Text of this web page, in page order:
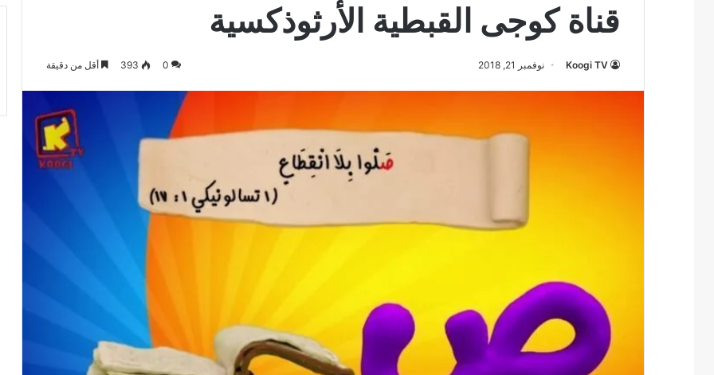
قناة كوجى القبطية الأرثوذكسية
Koogi TV نوفمبر 21, 2018 0
393 أقل من دقيقة